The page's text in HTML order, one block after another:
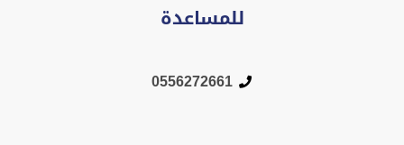
للمساعدة
0556272661